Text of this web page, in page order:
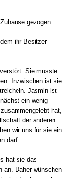
gezogen.
ihr Besitzer
Sie musste
Inzwischen ist sie
Jasmin ist
ein wenig
hat,
der anderen
wir uns für sie ein
darf.
hat sie das
an. Daher wünschen